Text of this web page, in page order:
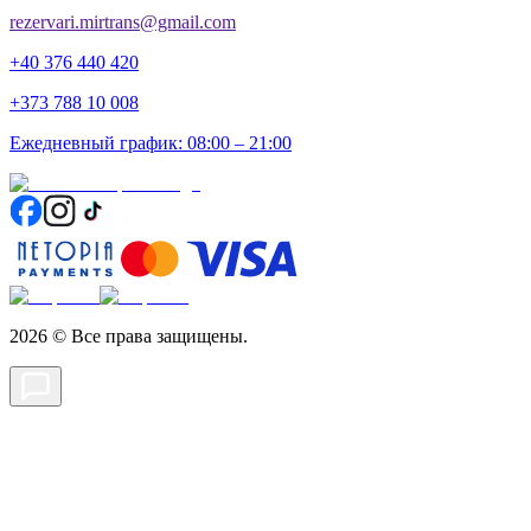
rezervari.mirtrans@gmail.com
+40 376 440 420
+373 788 10 008
Ежедневный график: 08:00 – 21:00
2026 © Все права защищены.